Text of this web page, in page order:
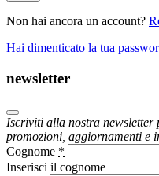
Non hai ancora un account?
Hai dimenticato la tua
newsletter
Iscriviti alla nostra newsletter
promozioni, aggiornamenti e
Cognome *
Inserisci il cognome